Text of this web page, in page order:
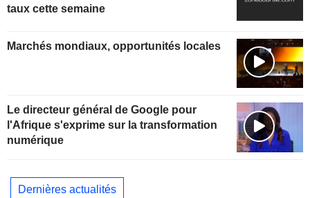
taux cette semaine
Marchés mondiaux, opportunités locales
Le directeur général de Google pour
l'Afrique s'exprime sur la transformation
numérique
Dernières actualités